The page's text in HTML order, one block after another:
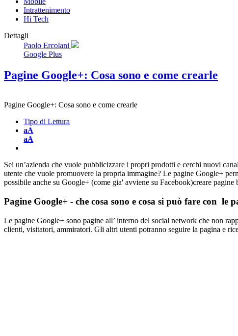
Intrattenimento
Hi Tech
Dettagli
Paolo Ercolani
Google Plus
Pagine Google+: Cosa sono e come crearle
Pagine Google+: Cosa sono e come crearle
Tipo di Lettura
aA
aA
Sei un’azienda che vuole pubblicizzare i propri prodotti e cerchi nuovi
utente che vuole promuovere la propria immagine? Le pagine Google+
possibile anche su Google+ (come gia' avviene su Facebook)creare
Pagine Google+ - che cosa sono e cosa si può fare con le
Le pagine Google+ sono pagine all’ interno del social network che non
clienti, visitatori, ammiratori. Gli altri utenti potranno seguire la pagina e